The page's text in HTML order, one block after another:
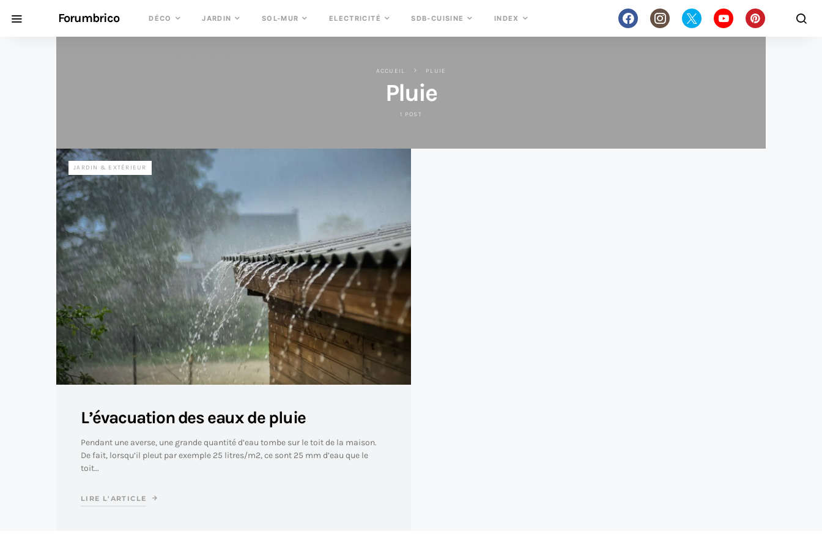
Forumbrico DÉCO JARDIN SOL-MUR ELECTRICITÉ SDB-CUISINE INDEX
ACCUEIL PLUIE
Pluie
1 POST
JARDIN & EXTÉRIEUR
L’évacuation des eaux de pluie
Pendant une averse, une grande quantité d’eau tombe sur le toit de la maison.
De fait, lorsqu’il pleut par exemple 25 litres/m2, ce sont 25 mm d’eau que le
toit…
LIRE L'ARTICLE